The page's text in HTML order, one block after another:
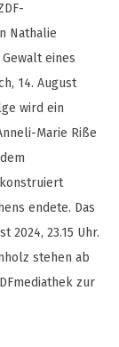
Nathalie
eines
14. August
wird ein
Marie Riße
endete. Das
2024, 23.15 Uhr.
stehen ab
zur